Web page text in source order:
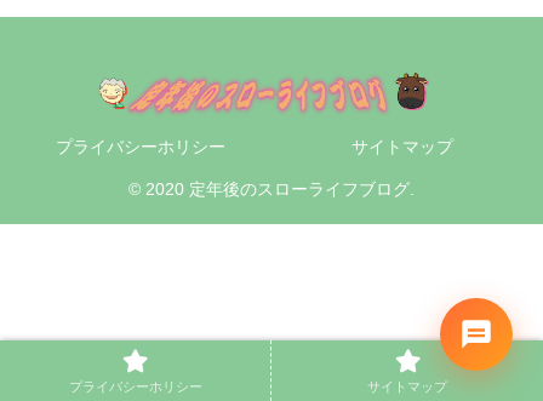
プライバシーホリシー サイトマップ
© 2020 定年後のスローライフブログ.
プライバシーホリシー サイトマップ